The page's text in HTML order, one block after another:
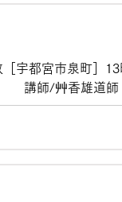
宇都宮市泉町］13
香雄道師［群